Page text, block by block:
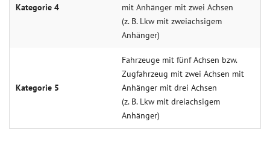
Kategorie 4
mit Anhänger mit zwei Achsen
(z. B. Lkw mit zweiachsigem
Anhänger)
Kategorie 5
Fahrzeuge mit fünf Achsen bzw.
Zugfahrzeug mit zwei Achsen mit
Anhänger mit drei Achsen
(z. B. Lkw mit dreiachsigem
Anhänger)